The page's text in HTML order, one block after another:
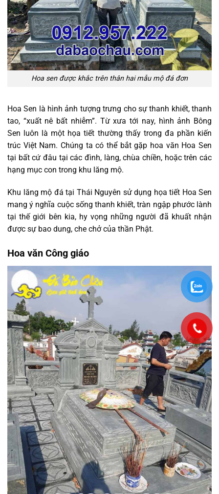
Hoa sen được khắc trên thân hai mẫu mộ đá đơn
Hoa Sen là hình ảnh tượng trưng cho sự thanh khiết, thanh
tao, “xuất nê bất nhiễm”. Từ xưa tới nay, hình ảnh Bông
Sen luôn là một họa tiết thường thấy trong đa phần kiến
trúc Việt Nam. Chúng ta có thể bắt gặp hoa văn Hoa Sen
tại bất cứ đâu tại các đình, làng, chùa chiền, hoặc trên các
hạng mục con trong khu lăng mộ.
Khu lăng mộ đá tại Thái Nguyên sử dụng họa tiết Hoa Sen
mang ý nghĩa cuộc sống thanh khiết, tràn ngập phước lành
tại thế giới bên kia, hy vọng những người đã khuất nhận
được sự bao dung, che chở của thần Phật.
Hoa văn Công giáo